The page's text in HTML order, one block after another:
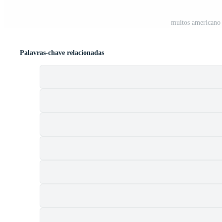
muitos
Palavras-chave relacionadas